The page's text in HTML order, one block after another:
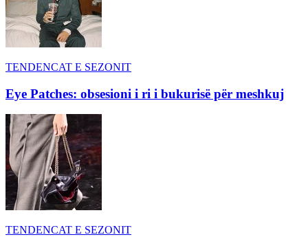
TENDENCAT E SEZONIT
Eye Patches: obsesioni i ri i bukurisë për meshkuj
TENDENCAT E SEZONIT